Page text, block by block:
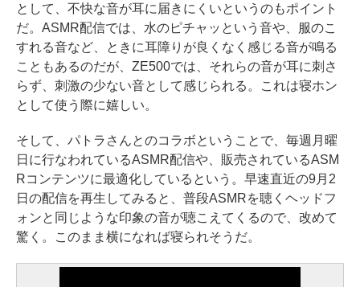
として、不快な音が耳に届きにくいというのもポイント
だ。ASMR配信では、水のピチャッという音や、服のこ
すれる音など、ときに耳障りが良くなく感じる音が鳴る
こともあるのだが、ZE500では、それらの音が耳に刺さ
らず、刺激の少ない音として感じられる。これは寝ホン
として使う際に嬉しい。
そして、パトラさんとのコラボということで、毎週月曜
日に行なわれているASMR配信や、販売されているASM
Rコンテンツに最適化しているという。早速直近の9月2
日の配信を再生してみると、普段ASMRを聴くヘッドフ
ォンと同じような印象の音が聴こえてくるので、改めて
驚く。このまま横になれば寝られそうだ。